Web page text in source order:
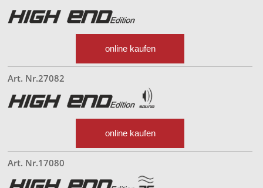
online kaufen
Art. Nr.27082
online kaufen
Art. Nr.17080